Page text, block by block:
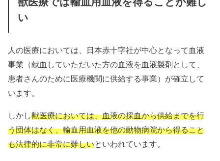
い
人の医療においては、日本赤十字社が中心となって血液
事業（献血していただいた方の血液を血液製剤として、
患者さんのために医療機関に供給する事業）が確立して
います。
しかし獣医療においては、血液の採血から供給までを行
う団体はなく、輸血用血液を他の動物病院から得ること
も法律的に非常に難しいといわれています。